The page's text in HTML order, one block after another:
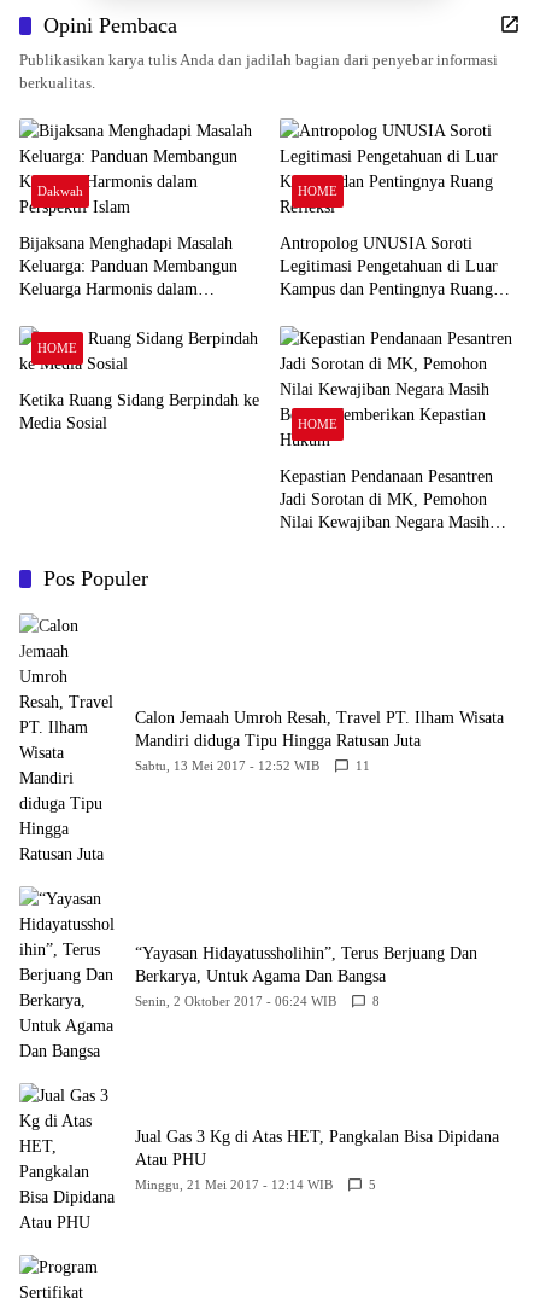
Opini Pembaca
Publikasikan karya tulis Anda dan jadilah bagian dari penyebar informasi
berkualitas.
Dakwah
Bijaksana Menghadapi Masalah
Keluarga: Panduan Membangun
Keluarga Harmonis dalam
HOME
Antropolog UNUSIA Soroti
Legitimasi Pengetahuan di Luar
Kampus dan Pentingnya Ruang
HOME
Ketika Ruang Sidang Berpindah ke
Media Sosial
HOME
Kepastian Pendanaan Pesantren
Jadi Sorotan di MK, Pemohon
Nilai Kewajiban Negara Masih
Pos Populer
Calon Jemaah Umroh Resah, Travel PT. Ilham Wisata
Mandiri diduga Tipu Hingga Ratusan Juta
Sabtu, 13 Mei 2017 - 12:52 WIB 11
“Yayasan Hidayatussholihin”, Terus Berjuang Dan
Berkarya, Untuk Agama Dan Bangsa
Senin, 2 Oktober 2017 - 06:24 WIB 8
Jual Gas 3 Kg di Atas HET, Pangkalan Bisa Dipidana
Atau PHU
Minggu, 21 Mei 2017 - 12:14 WIB 5